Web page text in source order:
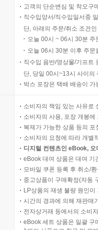
고객의 단순변심 및 착오구
직수입양서/직수입일서중
단, 아래의 주문/취소 조건
오늘 00시 ~ 06시 30분
오늘 06시 30분 이후 주
직수입 음반/영상물/기프트
단, 당일 00시~13시 사이의
박스 포장은 택배 배송이
소비자의 책임 있는 사유로
소비자의 사용, 포장 개봉
복제가 가능한 상품 등의
소비자의 요청에 따라 개별
디지털 컨텐츠인 eBook,
eBook 대여 상품은 대여 기
모바일 쿠폰 등록 후 취소/
중고상품이 구매확정(자동
LP상품의 재생 불량 원인
시간의 경과에 의해 재판매
전자상거래 등에서의 소비
eBook 세트 상품은 일괄 구